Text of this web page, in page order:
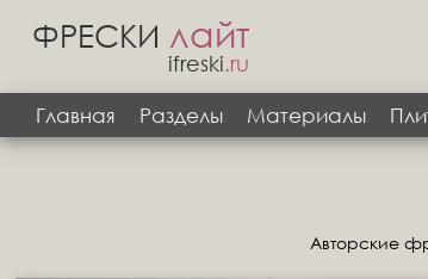
ФРЕСКИ лайт
ifreski.ru
Главная
Разделы Материалы
Авторские